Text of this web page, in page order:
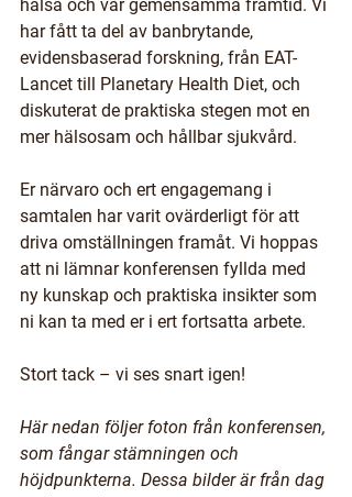
hälsa och vår gemensamma framtid. Vi
har fått ta del av banbrytande,
evidensbaserad forskning, från EAT-
Lancet till Planetary Health Diet, och
diskuterat de praktiska stegen mot en
mer hälsosam och hållbar sjukvård.
Er närvaro och ert engagemang i
samtalen har varit ovärderligt för att
driva omställningen framåt. Vi hoppas
att ni lämnar konferensen fyllda med
ny kunskap och praktiska insikter som
ni kan ta med er i ert fortsatta arbete.
Stort tack – vi ses snart igen!
Här nedan följer foton från konferensen,
som fångar stämningen och
höjdpunkterna. Dessa bilder är från dag